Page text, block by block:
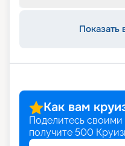
Показать
Как вам
Поделитесь
получите 500